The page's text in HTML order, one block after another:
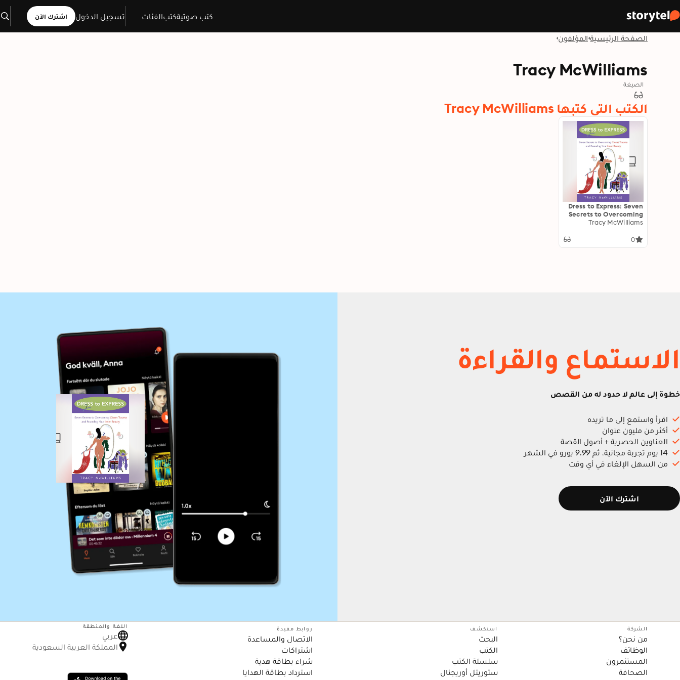
كتب صوتيةكتبالفئات تسجيل الدخول اشترك الآن
الصفحة الرئيسية المؤلفون
Tracy McWilliams
الصيغة
الكتب التي كتبها Tracy McWilliams
Dress to Express: Seven
Secrets to Overcoming
Closet Trauma and
Beauty
Tracy McWilliams
0
الاستماع والقراءة
خطوة إلى عالم لا حدود له من القصص
اقرأ واستمع إلى ما تريده
أكثر من مليون عنوان
العناوين الحصرية + أصول القصة
14 يوم تجربة مجانية، ثم 9.99 يورو في الشهر
من السهل الإلغاء في أي وقت
اشترك الآن
الشركة
من نحن؟
الوظائف
المستثمرون
الصحافة
استكشف
البحث
الكتب
سلسلة الكتب
ستوريتل أوريجنال
روابط مفيدة
الاتصال والمساعدة
اشتراكات
شراء بطاقة هدية
استرداد بطاقة الهدايا
اللغة والمنطقة
عربي
المملكة العربية السعودية